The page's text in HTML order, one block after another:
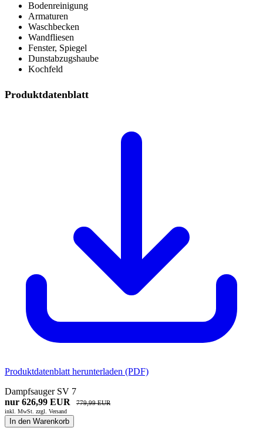
Bodenreinigung
Armaturen
Waschbecken
Wandfliesen
Fenster, Spiegel
Dunstabzugshaube
Kochfeld
Produktdatenblatt
Produktdatenblatt herunterladen (PDF)
Dampfsauger SV 7
nur 626,99 EUR
779,99 EUR
inkl. MwSt. zzgl. Versand
In den Warenkorb